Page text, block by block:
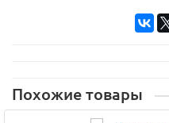
Похожие товары